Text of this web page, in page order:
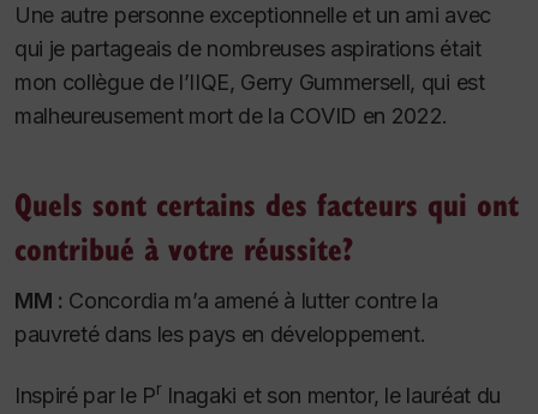
Une autre personne exceptionnelle et un ami avec
qui je partageais de nombreuses aspirations était
mon collègue de l’IIQE, Gerry Gummersell, qui est
malheureusement mort de la COVID en 2022.
Quels sont certains des facteurs qui ont
contribué à votre réussite?
MM : Concordia m’a amené à lutter contre la
pauvreté dans les pays en développement.
Inspiré par le PrInagaki et son mentor, le lauréat du